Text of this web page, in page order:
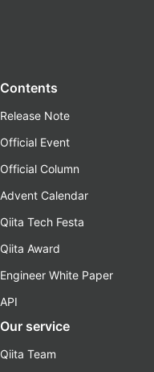
Contents
Release Note
Official Event
Official Column
Advent Calendar
Qiita Tech Festa
Qiita Award
Engineer White Paper
API
Our service
Qiita Team